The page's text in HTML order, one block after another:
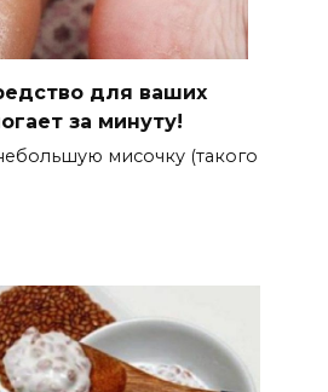
для ваших
за минуту!
мисочку (такого